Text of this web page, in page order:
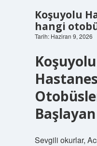
Koşuyolu
hangi
Tarih: Haziran 9, 2026
Koşuyolu
Sevgili okurlar,